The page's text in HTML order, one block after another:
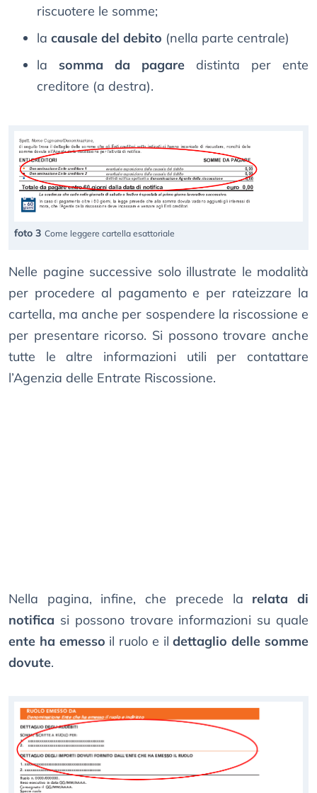
riscuotere le somme;
la causale del debito (nella parte centrale)
la somma da pagare distinta per ente
creditore (a destra).
foto 3 Come leggere cartella esattoriale
Nelle pagine successive solo illustrate le modalità
per procedere al pagamento e per rateizzare la
cartella, ma anche per sospendere la riscossione e
per presentare ricorso. Si possono trovare anche
tutte le altre informazioni utili per contattare
l’Agenzia delle Entrate Riscossione.
Nella pagina, infine, che precede la relata di
notifica si possono trovare informazioni su quale
ente ha emesso il ruolo e ildettaglio delle somme
dovute.